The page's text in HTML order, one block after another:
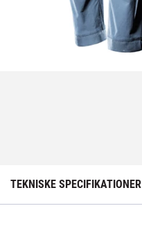
TEKNISKE SPECIFIKATIONER